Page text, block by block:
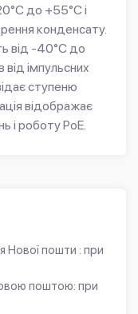
до +55°C і
конденсату.
від -40°C до
імпульсних
ступеню
відображає
і роботу PoE.
Нової пошти : при
поштою: при